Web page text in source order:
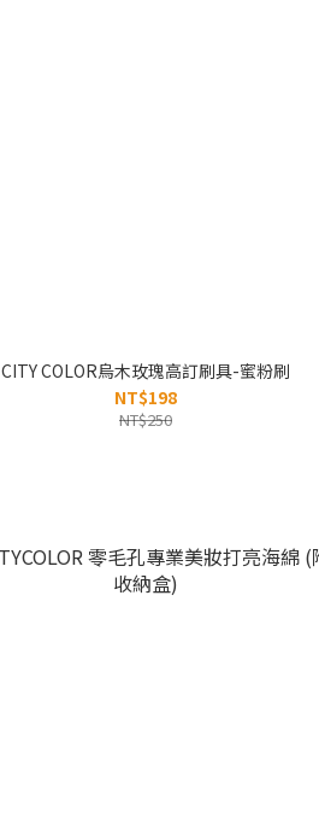
CITY COLOR烏木玫瑰高訂刷具-蜜粉刷
NT$198
NT$250